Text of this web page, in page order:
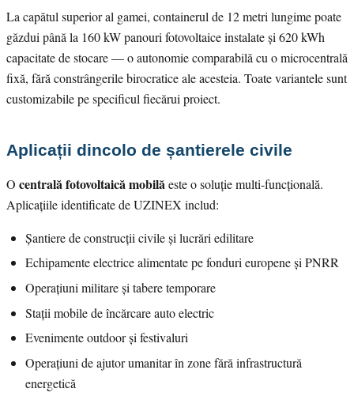
La capătul superior al gamei, containerul de 12 metri lungime poate
găzdui până la 160 kW panouri fotovoltaice instalate și 620 kWh
capacitate de stocare — o autonomie comparabilă cu o microcentrală
fixă, fără constrângerile birocratice ale acesteia. Toate variantele sunt
customizabile pe specificul fiecărui proiect.
Aplicații dincolo de șantierele civile
O centrală fotovoltaică mobilăeste o soluție multi-funcțională.
Aplicațiile identificate de UZINEX includ:
Șantiere de construcții civile și lucrări edilitare
Echipamente electrice alimentate pe fonduri europene și PNRR
Operațiuni militare și tabere temporare
Stații mobile de încărcare auto electric
Evenimente outdoor și festivaluri
Operațiuni de ajutor umanitar în zone fără infrastructură
energetică